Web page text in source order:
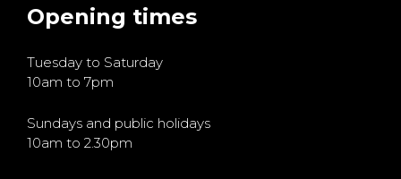
Opening times
Tuesday to Saturday
10am to 7pm
Sundays and public holidays
10am to 2.30pm